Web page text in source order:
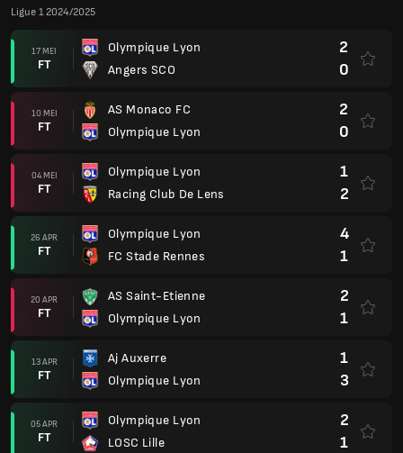
Ligue 1 2024/2025
17 MEI
FT
Olympique Lyon
Angers SCO
2
0
10 MEI
FT
AS Monaco FC
Olympique Lyon
2
0
04 MEI
FT
Olympique Lyon
Racing Club De Lens
1
2
26 APR
FT
Olympique Lyon
FC Stade Rennes
4
1
20 APR
FT
AS Saint-Etienne
Olympique Lyon
2
1
13 APR
FT
Aj Auxerre
Olympique Lyon
1
3
05 APR
FT
Olympique Lyon
LOSC Lille
2
1